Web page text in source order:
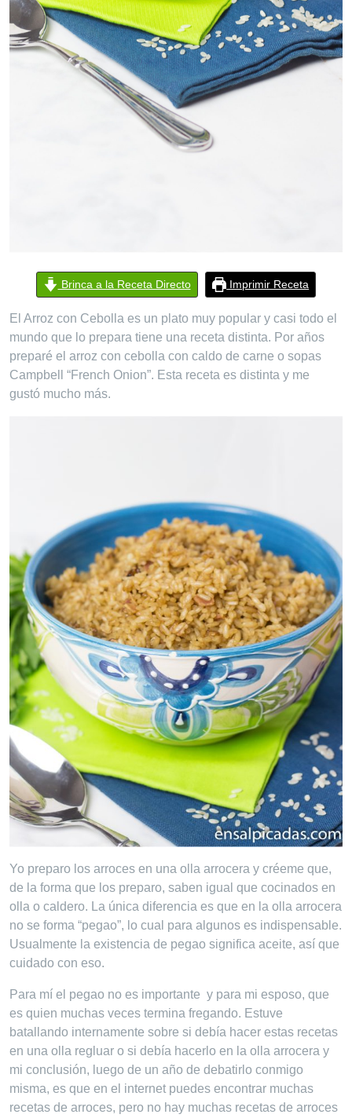
Brinca a la Receta Directo Imprimir Receta
El Arroz con Cebolla es un plato muy popular y casi todo el
mundo que lo prepara tiene una receta distinta. Por años
preparé el arroz con cebolla con caldo de carne o sopas
Campbell “French Onion”. Esta receta es distinta y me
gustó mucho más.
Yo preparo los arroces en una olla arrocera y créeme que,
de la forma que los preparo, saben igual que cocinados en
olla o caldero. La única diferencia es que en la olla arrocera
no se forma “pegao”, lo cual para algunos es indispensable.
Usualmente la existencia de pegao significa aceite, así que
cuidado con eso.
Para mí el pegao no es importante y para mi esposo, que
es quien muchas veces termina fregando. Estuve
batallando internamente sobre si debía hacer estas recetas
en una olla regluar o si debía hacerlo en la olla arrocera y
mi conclusión, luego de un año de debatirlo conmigo
misma, es que en el internet puedes encontrar muchas
recetas de arroces, pero no hay muchas recetas de arroces